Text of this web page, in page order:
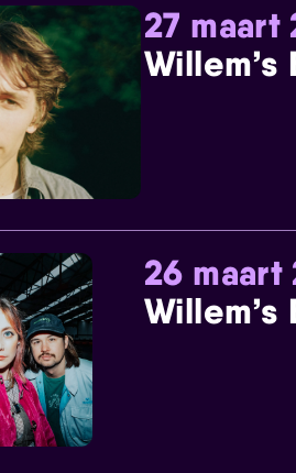
27 maart
Willem’s
26 maart